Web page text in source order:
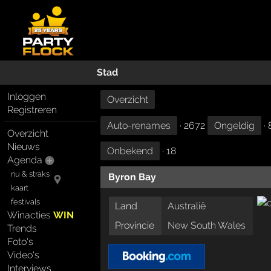
Stad
Inloggen
Registreren
Overzicht
Nieuws
Agenda
nu & straks
kaart
festivals
WinactiesWIN
Trends
Foto's
Video's
Interviews
Overzicht
Auto-renames · 2672 Ongeldig ·
Onbekend · 18
Byron Bay
Land
Australië
Provincie
New South Wales